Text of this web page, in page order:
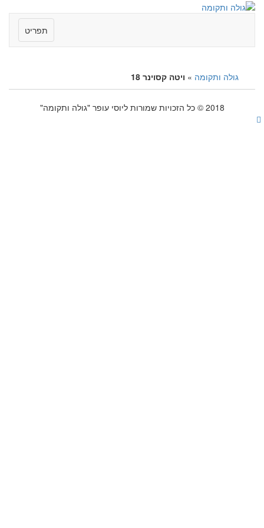
תפריט
גולה ותקומה » ויטה קסוינר 18
2018 © כל הזכויות שמורות ליוסי עופר "גולה ותקומה"